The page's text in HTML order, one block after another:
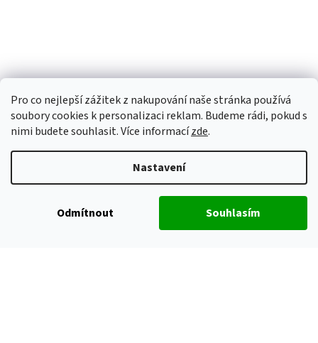
Pro co nejlepší zážitek z nakupování naše stránka používá
soubory cookies k personalizaci reklam. Budeme rádi, pokud s
nimi budete souhlasit. Více informacízde.
Nastavení
Odmítnout Souhlasím